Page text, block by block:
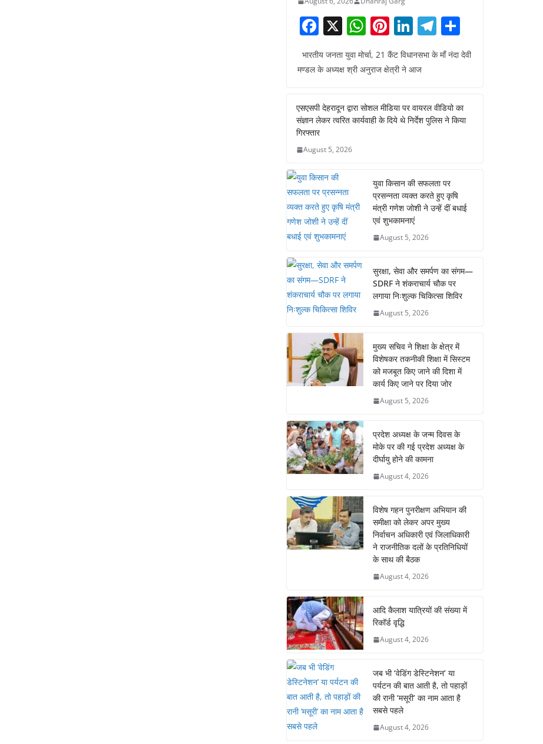
F
c
b
o
o
k
X W
h
at
s
A
p
Pi
nt
er
e
st
Li
k
dI
n
T
el
e
a
m
h
ar
भारतीय जनता युवा मोर्चा, 21 कैंट विधानसभा के माँ नंदा देवी
मण्डल के अध्यक्ष श्री अनुराज क्षेत्री ने आज
एसएसपी देहरादून द्वारा सोशल मीडिया पर वायरल वीडियो का
संज्ञान लेकर त्वरित कार्यवाही के दिये थे निर्देश पुलिस ने किया
गिरफ्तार
August 5, 2026
युवा किसान की सफलता पर
प्रसन्नता व्यक्त करते हुए कृषि
मंत्री गणेश जोशी ने उन्हें दीं बधाई
एवं शुभकामनाएं
August 5, 2026
सुरक्षा, सेवा और समर्पण का संगम—
SDRF ने शंकराचार्य चौक पर
लगाया निःशुल्क चिकित्सा शिविर
August 5, 2026
मुख्य सचिव ने शिक्षा के क्षेत्र में
विशेषकर तकनीकी शिक्षा में सिस्टम
को मजबूत किए जाने की दिशा में
कार्य किए जाने पर दिया जोर
August 5, 2026
प्रदेश अध्यक्ष के जन्म दिवस के
मोके पर की गई प्रदेश अध्यक्ष के
दीर्घायु होने की कामना
August 4, 2026
विशेष गहन पुनरीक्षण अभियान की
समीक्षा को लेकर अपर मुख्य
निर्वाचन अधिकारी एवं जिलाधिकारी
ने राजनीतिक दलों के प्रतिनिधियों
के साथ की बैठक
August 4, 2026
आदि कैलाश यात्रियों की संख्या में
रिकॉर्ड वृद्धि
August 4, 2026
जब भी ‘वेडिंग डेस्टिनेशन’ या
पर्यटन की बात आती है, तो पहाड़ों
की रानी ‘मसूरी’ का नाम आता है
सबसे पहले
August 4, 2026